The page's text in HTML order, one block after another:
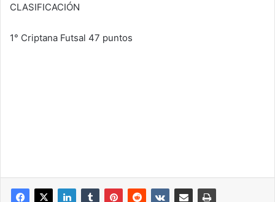
CLASIFICACIÓN
1° Criptana Futsal 47 puntos